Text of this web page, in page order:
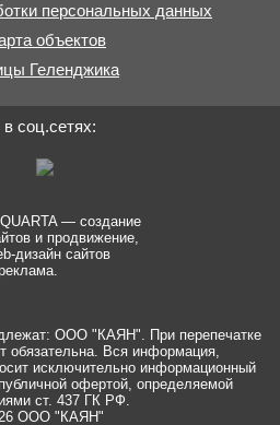
персональных данных
объектов
Геленджика
соц.сетях:
— создание
и продвижение,
дизайн сайтов
ООО "КАЯН". При перепечатке
обязательна. Вся информация,
исключительно информационный
офертой, определяемой
ст. 437 ГК РФ.
ООО "КАЯН"